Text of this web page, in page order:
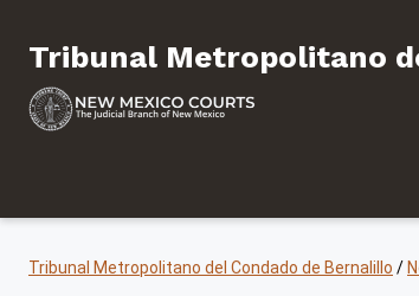
Tribunal
Tribunal Metropolitano
Tribunal Metropolitano del Condado de Bernalillo /